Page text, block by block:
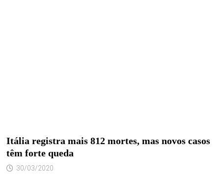
Itália registra mais 812 mortes, mas novos casos
têm forte queda
30/03/2020